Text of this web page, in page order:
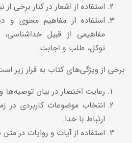
استفاده از اشعار در کنار برخی
استفاده از مفاهیم معنوی و
مفاهیمی از قبیل خداشناسی،
توکل، طلب و اجابت.
برخی از ویژگی‌های کتاب به قرار زیر
رعایت اختصار در بیان توصیه‌ها و
انتخاب موضوعات کاربردی در
ارتباط با خدا.
استفاده از آیات و روایات در متن